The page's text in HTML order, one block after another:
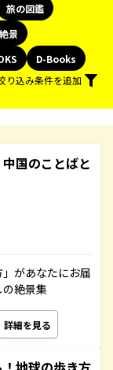
旅の図鑑
景
D-Books
り込み条件を追加
国のことばと
があなたにお届
絶景集
詳細を見る